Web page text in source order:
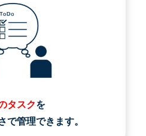
タスクを
で管理できます。